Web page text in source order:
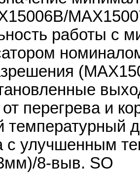
работы с
перегрева и
температурный
с улучшенным
8-выв. SO